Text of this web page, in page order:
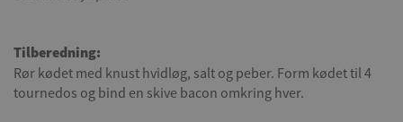
Tilberedning:
Rør kødet med knust hvidløg, salt og peber. Form kødet til 4
tournedos og bind en skive bacon omkring hver.